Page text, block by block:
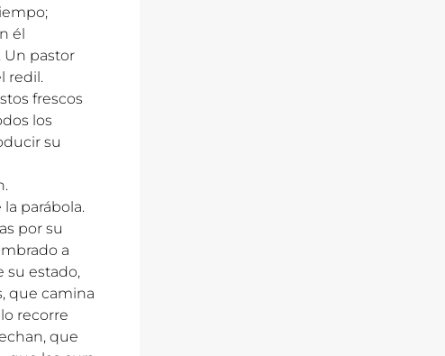
él
pastor
redil.
frescos
los
su
parábola.
por su
a
su estado,
que camina
recorre
que